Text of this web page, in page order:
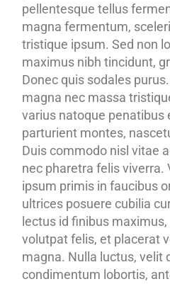
pellentesque tellus
magna fermentum,
tristique ipsum. Sed non
maximus nibh tincidunt,
Donec quis sodales
magna nec massa
varius natoque penatibus
parturient montes,
Duis commodo nisl vitae
nec pharetra felis viverra.
ipsum primis in faucibus
ultrices posuere cubilia
lectus id finibus
volutpat felis, et placerat
magna. Nulla luctus, velit
condimentum lobortis,